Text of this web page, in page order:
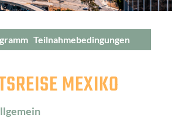
Teilnahmebedingungen
MEXIKO